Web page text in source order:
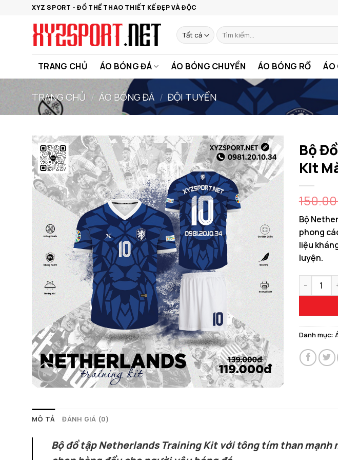
XYZ SPORT - ĐỒ THỂ THAO THIẾT KẾ ĐẸP VÀ ĐỘC
Tìm
kiếm:
TRANG CHỦ ÁO BÓNG ĐÁ ÁO BÓNG CHUYỀN ÁO BÓNG RỔ ÁO
TRANG CHỦ / ÁO BÓNG ĐÁ / ĐỘI TUYỂN
Bộ
Kit
Bộ
phong
liệu
luyện.
Bộ Đồ Áo
Danh mục:
MÔ TẢ ĐÁNH GIÁ (0)
Bộ đồ tập Netherlands Training Kit với tông tím than